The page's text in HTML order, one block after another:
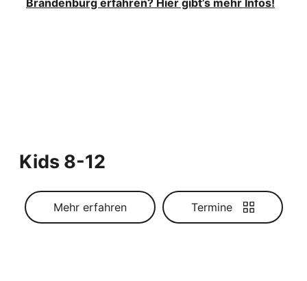
Brandenburg erfahren? Hier gibt’s mehr Infos!
Kids 8-12
Mehr erfahren Termine